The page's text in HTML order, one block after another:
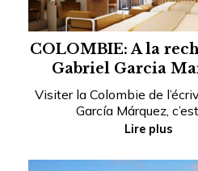
COLOMBIE: A la
Gabriel Garcia
Visiter la Colombie de
García Márquez,
Lire plus